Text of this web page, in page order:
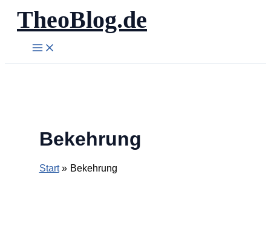
Zum
Inhalt
springen
TheoBlog.de
Bekehrung
Start Bekehrung